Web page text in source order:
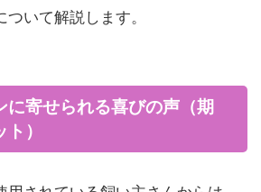
いて解説します。
に寄せられる喜びの声（期
）